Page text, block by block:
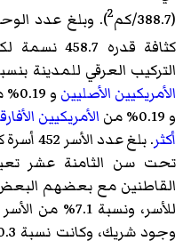
(388.7/كم
2
كثافة قدره 458.7 نسمة لكل ميل مربع (177.1/كم
التركيب العرقي للمدينة بنسبة 98.87%
الأمريكيين الأصليين و 0.19% من
و 0.19% من
الأمريكيين
أكثر
تحت سن الثامنة عشر
للأسر، ونسبة